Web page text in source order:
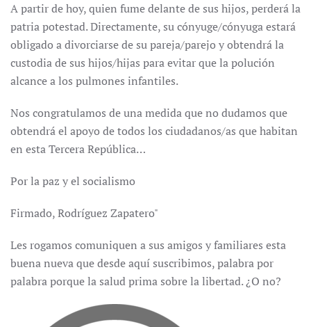
A partir de hoy, quien fume delante de sus hijos, perderá la
patria potestad. Directamente, su cónyuge/cónyuga estará
obligado a divorciarse de su pareja/parejo y obtendrá la
custodia de sus hijos/hijas para evitar que la polución
alcance a los pulmones infantiles.
Nos congratulamos de una medida que no dudamos que
obtendrá el apoyo de todos los ciudadanos/as que habitan
en esta Tercera República…
Por la paz y el socialismo
Firmado, Rodríguez Zapatero"
Les rogamos comuniquen a sus amigos y familiares esta
buena nueva que desde aquí suscribimos, palabra por
palabra porque la salud prima sobre la libertad. ¿O no?